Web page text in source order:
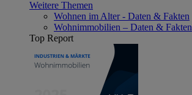
Weitere Themen
Wohnen im Alter - Daten & Fakten
Wohnimmobilien – Daten & Fakten
Top Report